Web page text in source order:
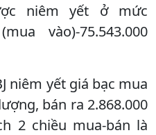
niêm yết ở mức
vào)-75.543.000
niêm yết giá bạc mua
bán ra 2.868.000
2 chiều mua-bán là